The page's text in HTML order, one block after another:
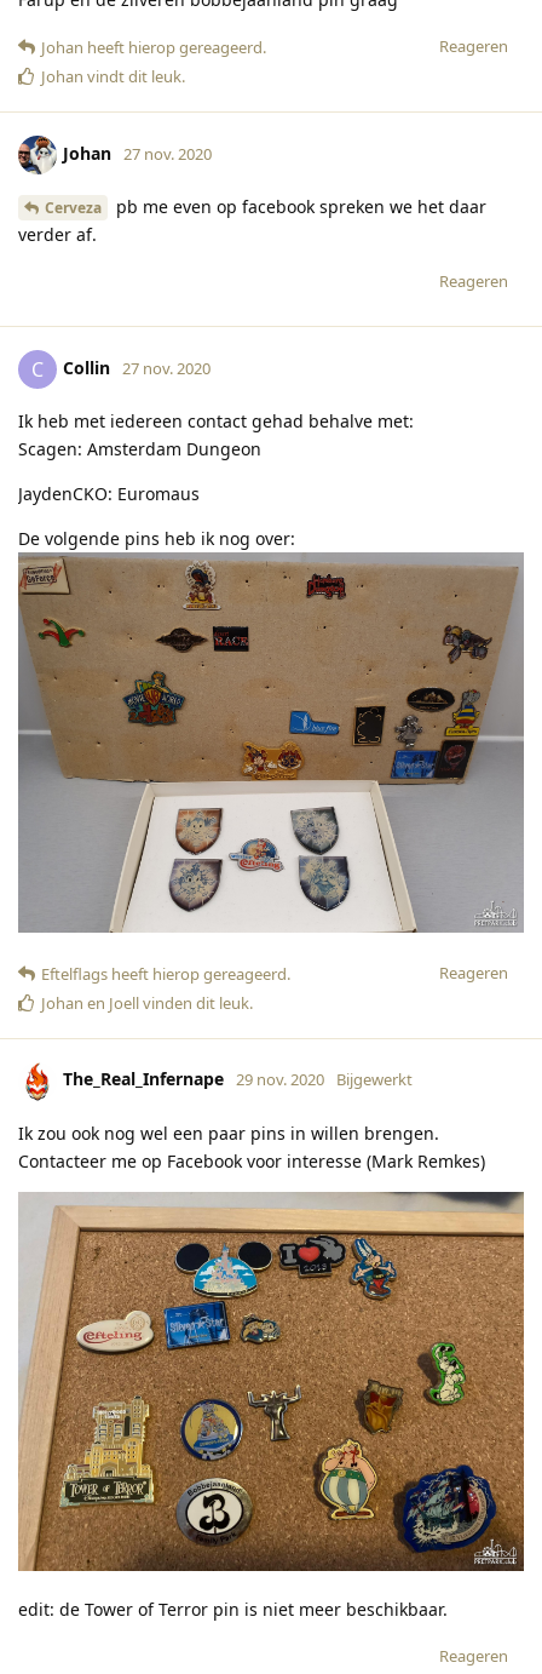
Reageren
Johan heeft hierop gereageerd.
Johan vindt dit leuk.
Johan 27 nov. 2020
Cerveza
pb me even op facebook spreken we het daar
verder af.
Reageren
C Collin 27 nov. 2020
Ik heb met iedereen contact gehad behalve met:
Scagen: Amsterdam Dungeon
JaydenCKO: Euromaus
De volgende pins heb ik nog over:
Reageren
Eftelflags heeft hierop gereageerd.
Johan en Joellvinden dit leuk.
The_Real_Infernape 29 nov. 2020 Bijgewerkt
Ik zou ook nog wel een paar pins in willen brengen.
Contacteer me op Facebook voor interesse (Mark Remkes)
edit: de Tower of Terror pin is niet meer beschikbaar.
Reageren